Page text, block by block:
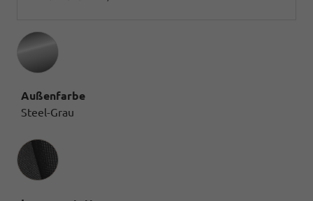
Außenfarbe
Steel-Grau
Innenausstattung